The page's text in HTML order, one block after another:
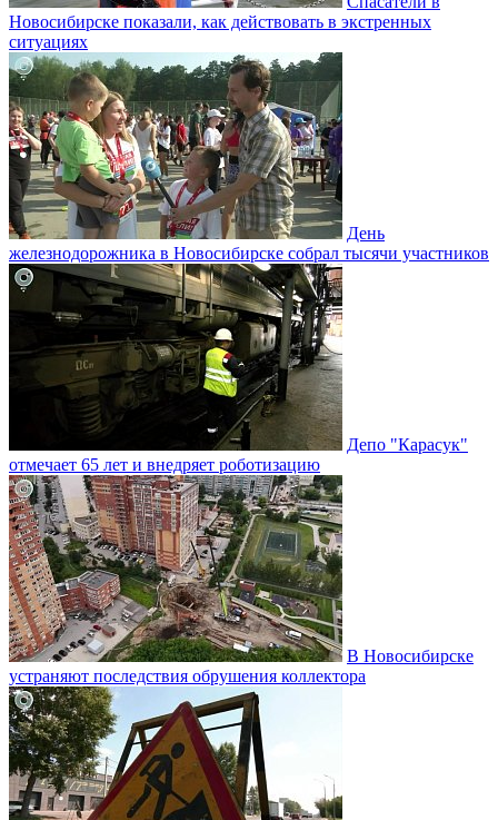
Новосибирске показали, как действовать в экстренных
ситуациях
День
железнодорожника в Новосибирске собрал тысячи участников
Депо "Карасук"
отмечает 65 лет и внедряет роботизацию
В Новосибирске
устраняют последствия обрушения коллектора